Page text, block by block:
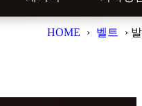
HOME › 벨트 ›